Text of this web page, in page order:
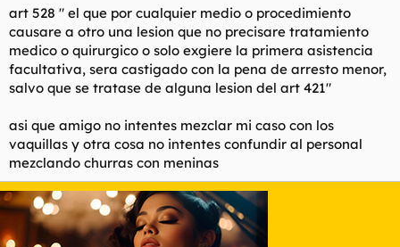
art 528 " el que por cualquier medio o procedimiento
causare a otro una lesion que no precisare tratamiento
medico o quirurgico o solo exgiere la primera asistencia
facultativa, sera castigado con la pena de arresto menor,
salvo que se tratase de alguna lesion del art 421"
asi que amigo no intentes mezclar mi caso con los
vaquillas y otra cosa no intentes confundir al personal
mezclando churras con meninas